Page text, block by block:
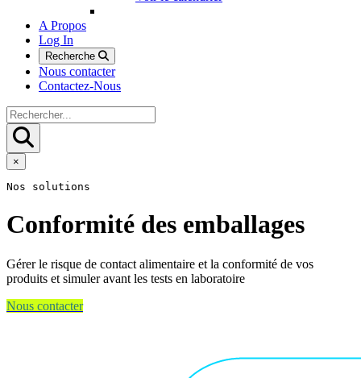
A Propos
Log In
Recherche
Nous contacter
Contactez-Nous
×
Nos solutions
Conformité des emballages
Gérer le risque de contact alimentaire et la conformité de vos
produits et simuler avant les tests en laboratoire
Nous contacter